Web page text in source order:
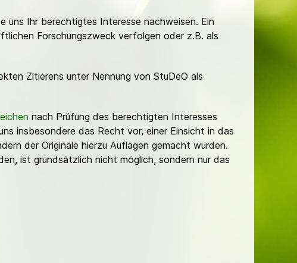
uns Ihr berechtigtes Interesse nachweisen. Ein
Forschungszweck verfolgen oder z.B. als
Zitierens unter Nennung von StuDeO als
nach Prüfung des berechtigten Interesses
insbesondere das Recht vor, einer Einsicht in das
der Originale hierzu Auflagen gemacht wurden.
ist grundsätzlich nicht möglich, sondern nur das